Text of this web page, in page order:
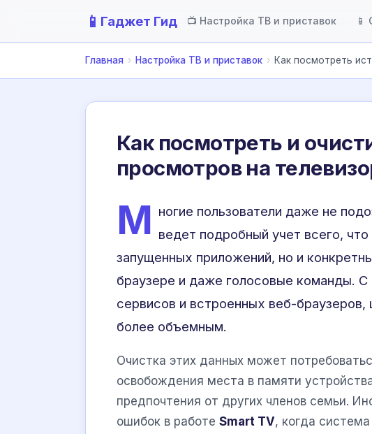
📱 Гаджет Гид 📺 Настройка ТВ и приставок
Главная › Настройка ТВ и приставок › Как посмотреть
Как посмотреть и
просмотров на
М ногие пользователи даже не
ведет подробный учет всего,
запущенных приложений, но и
браузере и даже голосовые команды.
сервисов и встроенных веб-
более объемным.
Очистка этих данных может
освобождения места в памяти
предпочтения от других членов семьи.
ошибок в работе Smart TV, когда